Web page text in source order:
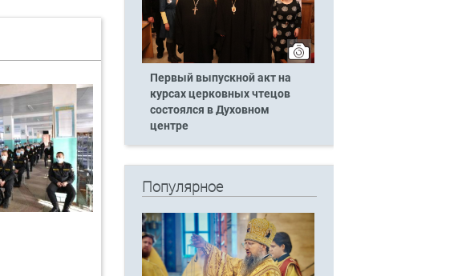
Первый выпускной акт на
курсах церковных чтецов
состоялся в Духовном
центре
Популярное